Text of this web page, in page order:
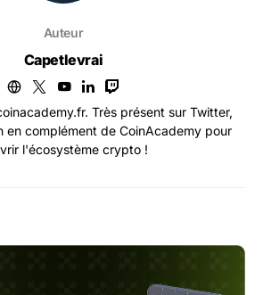
Auteur
Capetlevrai
Très présent sur Twitter,
en complément de CoinAcademy pour
l'écosystème crypto !